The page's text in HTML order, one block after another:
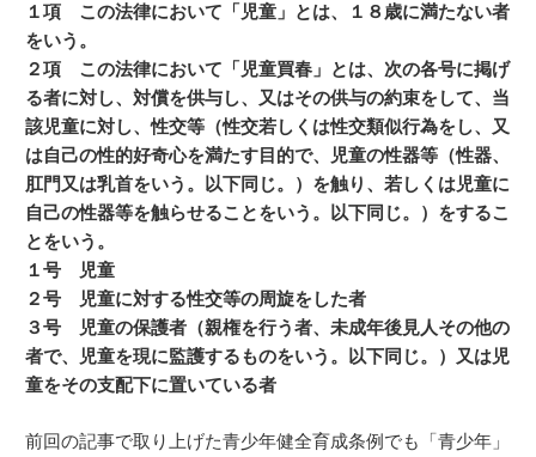
１項 この法律において「児童」とは、１８歳に満たない者
をいう。
２項 この法律において「児童買春」とは、次の各号に掲げ
る者に対し、対償を供与し、又はその供与の約束をして、当
該児童に対し、性交等（性交若しくは性交類似行為をし、又
は自己の性的好奇心を満たす目的で、児童の性器等（性器、
肛門又は乳首をいう。以下同じ。）を触り、若しくは児童に
自己の性器等を触らせることをいう。以下同じ。）をするこ
とをいう。
１号 児童
２号 児童に対する性交等の周旋をした者
３号 児童の保護者（親権を行う者、未成年後見人その他の
者で、児童を現に監護するものをいう。以下同じ。）又は児
童をその支配下に置いている者
前回の記事で取り上げた青少年健全育成条例でも「青少年」